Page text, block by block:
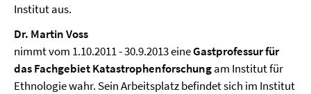
Institut aus.
Dr. Martin Voss
nimmt vom 1.10.2011 - 30.9.2013 eineGastprofessur für
das Fachgebiet Katastrophenforschungam Institut für
Ethnologie wahr. Sein Arbeitsplatz befindet sich im Institut